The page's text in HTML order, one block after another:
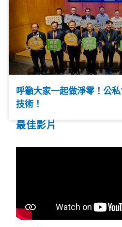
呼籲大家一起做淨零！公
技術！
最佳影片